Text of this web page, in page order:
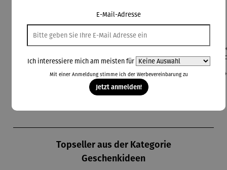
Bierzapfa
nlage
Regulärer Preis:
199,00 €
Champagn
erkühler
aus
Edelstahl
Regulärer Preis:
59,95 €
Champagn
erkühler
MONACO
Regulärer Preis:
249,00 €
Champagn
erkühler
NIZZA
Regulärer Preis:
199,00 €
Topseller aus der Kategorie
Geschenkideen
E-Mail-Adresse
Ich interessiere mich am meisten für
Mit einer Anmeldung stimme ich der Werbevereinbarungzu
Jetzt anmelden!